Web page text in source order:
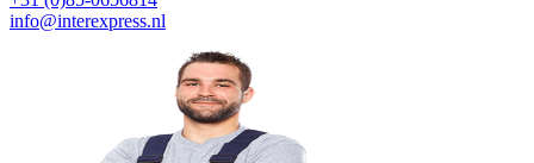
info@interexpress.nl